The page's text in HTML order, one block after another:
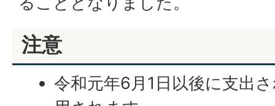
注意
令和元年6月1日以後に支出